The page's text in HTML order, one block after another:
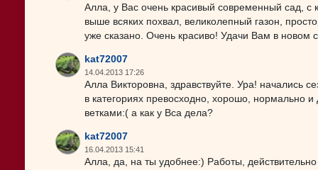
Алла, у Вас очень красивый современный сад,
выше всяких похвал, великолепный газон,
уже сказано. Очень красиво! Удачи Вам в новом
kat72007
14.04.2013 17:26
Алла Викторовна, здравствуйте. Ура! начались
в категориях превосходно, хорошо, нормально
ветками:( а как у Вса дела?
kat72007
16.04.2013 15:41
Алла, да, на ты удобнее:) Работы,